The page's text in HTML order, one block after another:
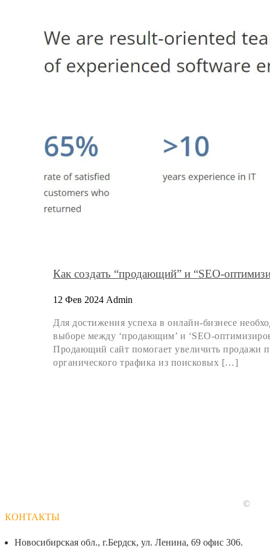
Как создать “продающий” и “SEO-
12 Фев 2024 Admin
Для достижения успеха в онлайн-бизнесе
выборе между ‘продающим’ и ‘SEO-
Продающий сайт помогает увеличить продажи
органического трафика из поисковых […]
КОНТАКТЫ
Новосибирская обл., г.Бердск, ул. Ленина, 69 офис 306.
©